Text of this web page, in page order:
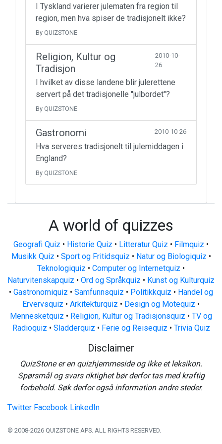
I Tyskland varierer julematen fra region til
region, men hva spiser de tradisjonelt ikke?
By QUIZSTONE
Religion, Kultur og
Tradisjon
2010-10-
26
I hvilket av disse landene blir julerettene
servert på det tradisjonelle "julbordet"?
By QUIZSTONE
Gastronomi 2010-10-26
Hva serveres tradisjonelt til julemiddagen i
England?
By QUIZSTONE
A world of quizzes
Geografi Quiz • Historie Quiz • Litteratur Quiz • Filmquiz •
Musikk Quiz • Sport og Fritidsquiz • Natur og Biologiquiz •
Teknologiquiz • Computer og Internetquiz •
Naturvitenskapquiz • Ord og Språkquiz • Kunst og Kulturquiz
• Gastronomiquiz • Samfunnsquiz • Politikkquiz • Handel og
Ervervsquiz • Arkitekturquiz • Design og Motequiz •
Mennesketquiz • Religion, Kultur og Tradisjonsquiz • TV og
Radioquiz • Sladderquiz • Ferie og Reisequiz • Trivia Quiz
Disclaimer
QuizStone er en quizhjemmeside og ikke et leksikon.
Spørsmål og svars riktighet bør derfor tas med kraftig
forbehold. Søk derfor også information andre steder.
Twitter Facebook LinkedIn
© 2008-2026 QUIZSTONE APS. ALL RIGHTS RESERVED.